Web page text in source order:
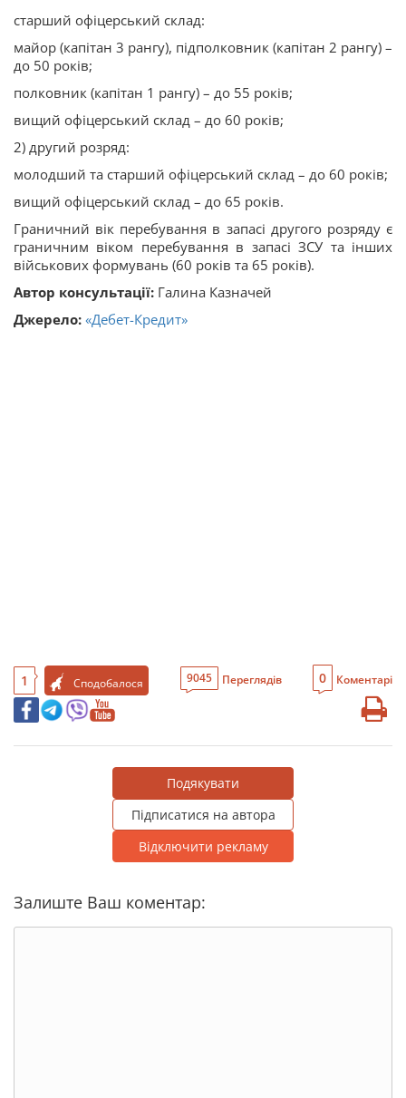
старший офіцерський склад:
майор (капітан 3 рангу), підполковник (капітан 2 рангу) –
до 50 років;
полковник (капітан 1 рангу) – до 55 років;
вищий офіцерський склад – до 60 років;
2) другий розряд:
молодший та старший офіцерський склад – до 60 років;
вищий офіцерський склад – до 65 років.
Граничний вік перебування в запасі другого розряду є
граничним віком перебування в запасі ЗСУ та інших
військових формувань (60 років та 65 років).
Автор консультації: Галина Казначей
Джерело: «Дебет-Кредит»
1 Сподобалося 9045 Переглядів 0 Коментарі
Подякувати
Підписатися на автора
Відключити рекламу
Залиште Ваш коментар: